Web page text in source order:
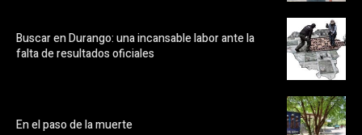
Buscar en Durango: una incansable labor ante la
falta de resultados oficiales
En el paso de la muerte